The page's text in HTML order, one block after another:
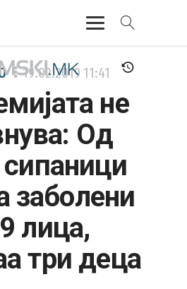
19.02.2019 11:41
не
Од
заболени
лица,
три деца